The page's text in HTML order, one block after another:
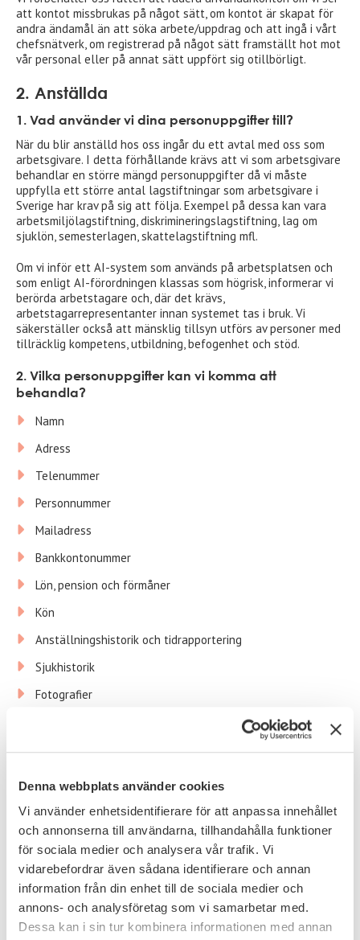
Denna webbplats använder cookies
Vi använder enhetsidentifierare för att anpassa innehållet
och annonserna till användarna, tillhandahålla funktioner
för sociala medier och analysera vår trafik. Vi
vidarebefordrar även sådana identifierare och annan
information från din enhet till de sociala medier och
annons- och analysföretag som vi samarbetar med.
Dessa kan i sin tur kombinera informationen med annan
att kontot missbrukas på något sätt, om kontot är skapat för
andra ändamål än att söka arbete/uppdrag och att ingå i vårt
chefsnätverk, om registrerad på något sätt framställt hot mot
vår personal eller på annat sätt uppfört sig otillbörligt.
2. Anställda
1. Vad använder vi dina personuppgifter till?
När du blir anställd hos oss ingår du ett avtal med oss som
arbetsgivare. I detta förhållande krävs att vi som arbetsgivare
behandlar en större mängd personuppgifter då vi måste
uppfylla ett större antal lagstiftningar som arbetsgivare i
Sverige har krav på sig att följa. Exempel på dessa kan vara
arbetsmiljölagstiftning, diskrimineringslagstiftning, lag om
sjuklön, semesterlagen, skattelagstiftning mfl.
Om vi inför ett AI-system som används på arbetsplatsen och
som enligt AI-förordningen klassas som högrisk, informerar vi
berörda arbetstagare och, där det krävs,
arbetstagarrepresentanter innan systemet tas i bruk. Vi
säkerställer också att mänsklig tillsyn utförs av personer med
tillräcklig kompetens, utbildning, befogenhet och stöd.
2. Vilka personuppgifter kan vi komma att
behandla?
Namn
Adress
Telenummer
Personnummer
Mailadress
Bankkontonummer
Lön, pension och förmåner
Kön
Anställningshistorik och tidrapportering
Sjukhistorik
Fotografier
Familjeförhållande – närmast anhörig som nödkontakt.
Antal barn samt deras födelseår om du har små barn som
du är berättigad ersättning från Försäkringskassan för.
Allergier och överkänslighet mot livsmedel.
Information kopplat till dina prestationer såsom
utvecklingssamtal och genomgångna kurser
Observera att listan ovan inte är uttömmande och andra
uppgifter kan komma att behandlas.
3. Hur har vi samlat in dina personuppgifter?